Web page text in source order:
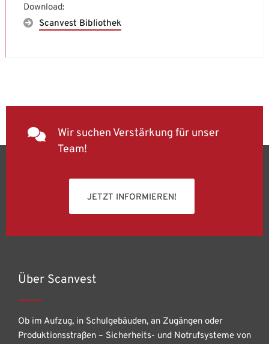
Download:
Scanvest Bibliothek
Wir suchen Verstärkung für unser
Team!
JETZT INFORMIEREN!
Über Scanvest
Ob im Aufzug, in Schulgebäuden, an Zugängen oder
Produktionsstraßen – Sicherheits- und Notrufsysteme von